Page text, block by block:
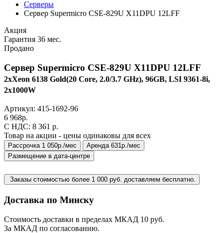
Серверы
Сервер Supermicro CSE-829U X11DPU 12LFF
Акция
Гарантия 36 мес.
Продано
Сервер Supermicro CSE-829U X11DPU 12LFF
2xXeon 6138 Gold(20 Core, 2.0/3.7 GHz), 96GB, LSI 9361-8i,
2x1000W
Артикул: 415-1692-96
6 968р.
C НДС: 8 361 р.
Товар на акции - цены одинаковы для всех
Рассрочка 1 050р./мес
Аренда 631р./мес
Размещение в дата-центре
Заказы стоимостью более 1 000 руб. доставляем бесплатно.
Доставка по Минску
Стоимость доставки в пределах МКАД 10 руб.
За МКАД по согласованию.